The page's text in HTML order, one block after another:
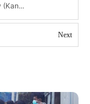
(Kan...
Next